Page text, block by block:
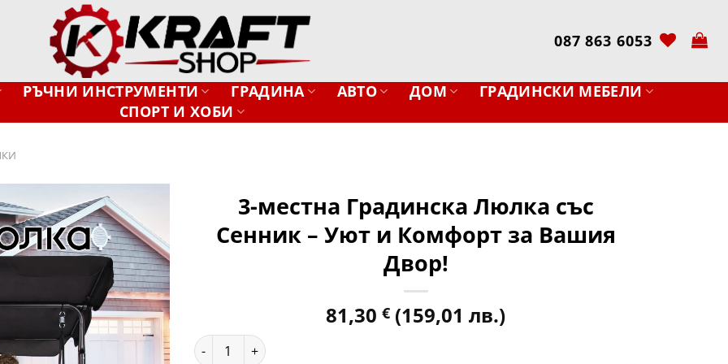
087 863 6053
РЪЧНИ ИНСТРУМЕНТИ ГРАДИНА АВТО ДОМ
ГРАДИНСКИ МЕБЕЛИ
СПОРТ И ХОБИ
Добави
в
желани
3-местна Градинска Люлка със
Сенник – Уют и Комфорт за Вашия
Двор!
81,30 € (159,01 лв.)
количество за 3-местна Градинска Люлка със Сенник – Уют и Комфорт за Вашия Двор!